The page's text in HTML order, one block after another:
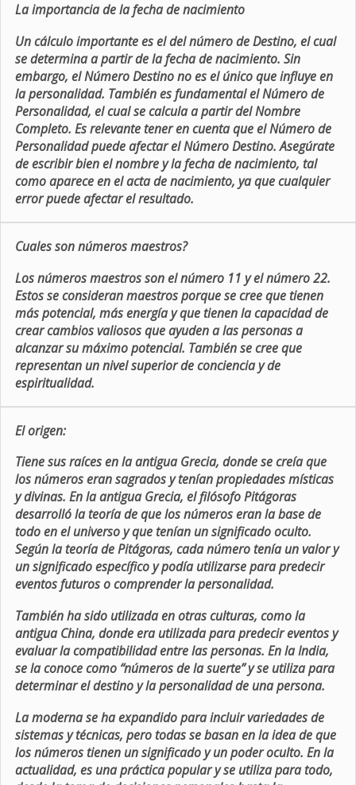
La importancia de la fecha de nacimiento
Un cálculo importante es el del número de Destino, el cual
se determina a partir de la fecha de nacimiento. Sin
embargo, el Número Destino no es el único que influye en
la personalidad. También es fundamental el Número de
Personalidad, el cual se calcula a partir del Nombre
Completo. Es relevante tener en cuenta que el Número de
Personalidad puede afectar el Número Destino. Asegúrate
de escribir bien el nombre y la fecha de nacimiento, tal
como aparece en el acta de nacimiento, ya que cualquier
error puede afectar el resultado.
Cuales son números maestros?
Los números maestros son el número 11 y el número 22.
Estos se consideran maestros porque se cree que tienen
más potencial, más energía y que tienen la capacidad de
crear cambios valiosos que ayuden a las personas a
alcanzar su máximo potencial. También se cree que
representan un nivel superior de conciencia y de
espiritualidad.
El origen:
Tiene sus raíces en la antigua Grecia, donde se creía que
los números eran sagrados y tenían propiedades místicas
y divinas. En la antigua Grecia, el filósofo Pitágoras
desarrolló la teoría de que los números eran la base de
todo en el universo y que tenían un significado oculto.
Según la teoría de Pitágoras, cada número tenía un valor y
un significado específico y podía utilizarse para predecir
eventos futuros o comprender la personalidad.
También ha sido utilizada en otras culturas, como la
antigua China, donde era utilizada para predecir eventos y
evaluar la compatibilidad entre las personas. En la India,
se la conoce como “números de la suerte” y se utiliza para
determinar el destino y la personalidad de una persona.
La moderna se ha expandido para incluir variedades de
sistemas y técnicas, pero todas se basan en la idea de que
los números tienen un significado y un poder oculto. En la
actualidad, es una práctica popular y se utiliza para todo,